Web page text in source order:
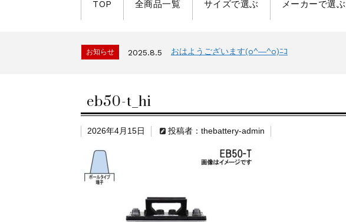
TOP 全商品一覧 サイズで選ぶ メーカーで選ぶ
お知らせ 2025.8.5 おはようございます(o^―^o)ﾆｺ
eb50-t_hi
2026年4月15日 投稿者：thebattery-admin